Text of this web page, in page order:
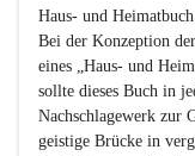
Haus- und Heimatbuch
Bei der Konzeption
eines „Haus- und
sollte dieses Buch in
Nachschlagewerk zur
geistige Brücke in